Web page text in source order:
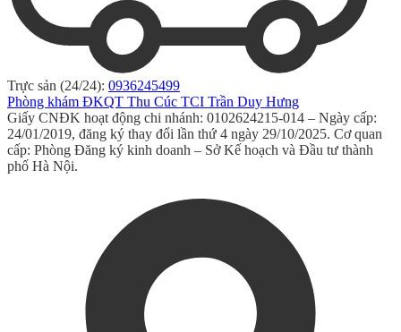
Trực sản (24/24): 0936245499
Phòng khám ĐKQT Thu Cúc TCI Trần Duy Hưng
Giấy CNĐK hoạt động chi nhánh: 0102624215-014 – Ngày cấp:
24/01/2019, đăng ký thay đổi lần thứ 4 ngày 29/10/2025. Cơ quan
cấp: Phòng Đăng ký kinh doanh – Sở Kế hoạch và Đầu tư thành
phố Hà Nội.